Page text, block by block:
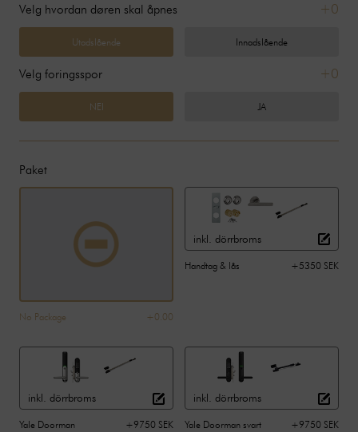
Velg hvordan døren skal åpnes +0
Utadslående Innadslående
Velg foringsspor +0
NEI JA
Paket
No Package +0.00
inkl. dörrbroms
Handtag & lås +5350 SEK
inkl. dörrbroms
Yale Doorman +9750 SEK
inkl. dörrbroms
Yale Doorman svart +9750 SEK